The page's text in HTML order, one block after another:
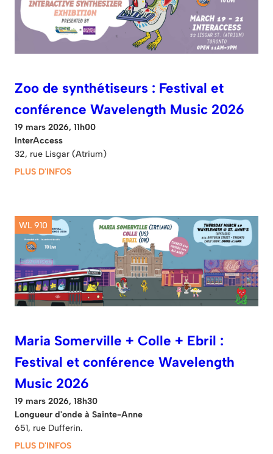
Zoo de synthétiseurs : Festival et
conférence Wavelength Music 2026
19 mars 2026, 11h00
InterAccess
32, rue Lisgar (Atrium)
PLUS D'INFOS
WL 910
Maria Somerville + Colle + Ebril :
Festival et conférence Wavelength
Music 2026
19 mars 2026, 18h30
Longueur d'onde à Sainte-Anne
651, rue Dufferin.
PLUS D'INFOS